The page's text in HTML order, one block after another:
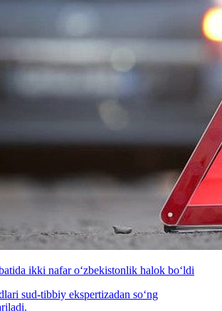
ikki nafar o‘zbekistonlik halok bo‘ldi
sud-tibbiy ekspertizadan so‘ng